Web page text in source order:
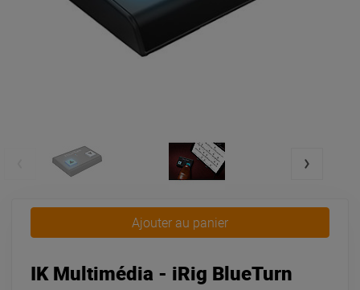
Ajouter au panier
IK Multimédia - iRig BlueTurn